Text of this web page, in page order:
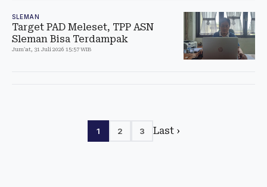
SLEMAN
Target PAD Meleset, TPP ASN
Sleman Bisa Terdampak
Jum'at, 31 Juli 2026 15:57 WIB
1 2 3 Last ›